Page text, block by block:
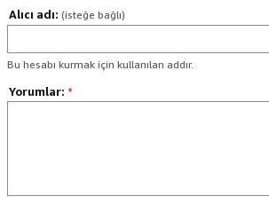
Alıcı adı: (isteğe bağlı)
Bu hesabı kurmak için kullanılan addır.
Yorumlar: *